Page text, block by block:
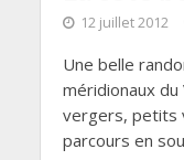
12 juillet 2012
Une belle
méridionaux du
vergers, petits
parcours en